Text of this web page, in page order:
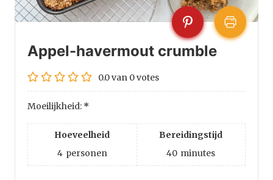
Appel-havermout crumble
0.0van 0votes
Moeilijkheid: *
Hoeveelheid
4 personen
Bereidingstijd
40 minutes